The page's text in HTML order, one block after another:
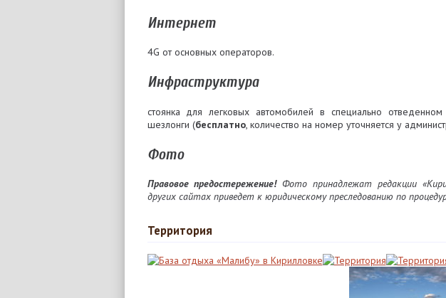
Интернет
4G от основных операторов.
Инфраструктура
стоянка для легковых автомобилей в специально
шезлонги (бесплатно, количество на номер уточняется у
Фото
Правовое предостережение!Фото принадлежат редакции
других сайтах приведет к юридическому преследованию по
Территория